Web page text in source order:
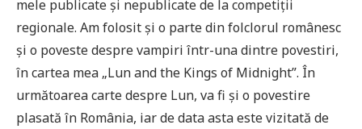
mele publicate și nepublicate de la competiții
regionale. Am folosit și o parte din folclorul românesc
și o poveste despre vampiri într-una dintre povestiri,
în cartea mea „Lun and the Kings of Midnight”. În
următoarea carte despre Lun, va fi și o povestire
plasată în România, iar de data asta este vizitată de